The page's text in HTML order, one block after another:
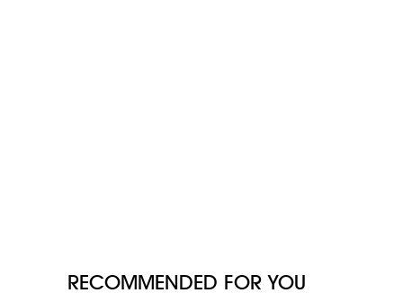
RECOMMENDED FOR YOU